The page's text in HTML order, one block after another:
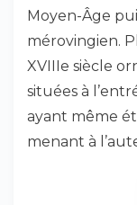
Moyen-Âge
mérovingien.
XVIIIe siècle
situées à
ayant même
menant à